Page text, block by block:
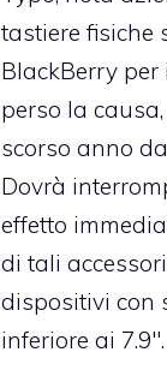
tastiere fisiche
BlackBerry per
perso la
scorso anno
Dovrà
effetto
di tali
dispositivi con
inferiore ai 7.9″.